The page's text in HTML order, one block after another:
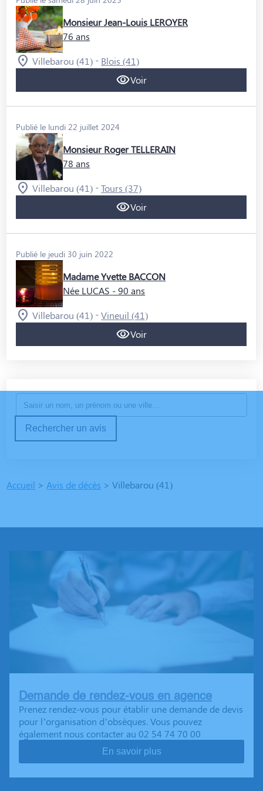
QUI SOMMES-NOUS ?
NOUS REJOINDRE
Monsieur Jean-Louis LEROYER
76 ans
Villebarou (41) - Blois (41)
Voir
Publié le lundi 22 juillet 2024
Monsieur Roger TELLERAIN
78 ans
Villebarou (41) -Tours (37)
Voir
Publié le jeudi 30 juin 2022
Madame Yvette BACCON
Née LUCAS - 90 ans
Villebarou (41) -Vineuil (41)
Voir
Rechercher un avis
Accueil > Avis de décès >Villebarou (41)
Demande de rendez-vous en agence
Prenez rendez-vous pour établir une demande de devis
pour l’organisation d’obsèques. Vous pouvez
également nous contacter au 02 54 74 70 00
En savoir plus